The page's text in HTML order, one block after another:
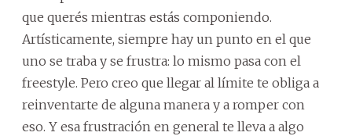
que querés mientras estás componiendo.
Artísticamente, siempre hay un punto en el que
uno se traba y se frustra: lo mismo pasa con el
freestyle. Pero creo que llegar al límite te obliga a
reinventarte de alguna manera y a romper con
eso. Y esa frustración en general te lleva a algo